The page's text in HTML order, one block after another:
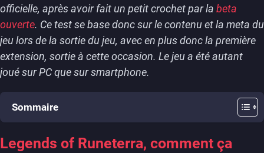
officielle, après avoir fait un petit crochet par la beta
ouverte. Ce test se base donc sur le contenu et la meta du
jeu lors de la sortie du jeu, avec en plus donc la première
extension, sortie à cette occasion. Le jeu a été autant
joué sur PC que sur smartphone.
Sommaire
Legends of Runeterra, comment ça